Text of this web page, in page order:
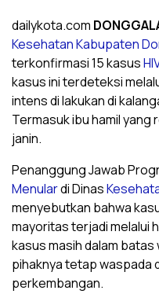
dailykota.com
KesehatanKabupaten
terkonfirmasi 15 kasus
kasus ini terdeteksi
intens di lakukan di
Termasuk ibu hamil yang
janin.
Penanggung Jawab
Menulardi Dinas
menyebutkan bahwa
mayoritas terjadi melalui
kasus masih dalam
pihaknya tetap waspada
perkembangan.